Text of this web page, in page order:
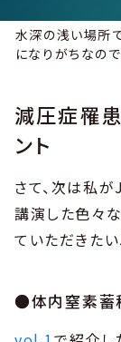
水深の浅い場所
になりがちなの
減圧症罹
ント
さて、次は私
講演した色々
ていただきた
●体内窒素蓄